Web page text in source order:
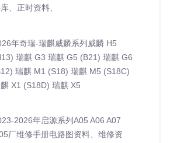
、正时资料、
年奇瑞-瑞麒威麟系列威麟 H5
瑞麒 G3 瑞麒 G5 (B21) 瑞麒 G6
瑞麒 M1 (S18) 瑞麒 M5 (S18C)
X1 (S18D) 瑞麒 X5
2026年启源系列A05 A06 A07
厂维修手册电路图资料、维修资